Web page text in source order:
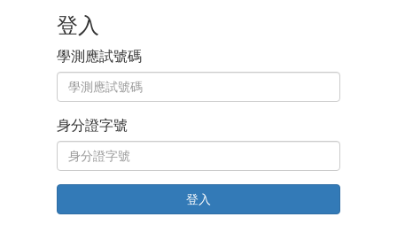
登入
學測應試號碼
身分證字號